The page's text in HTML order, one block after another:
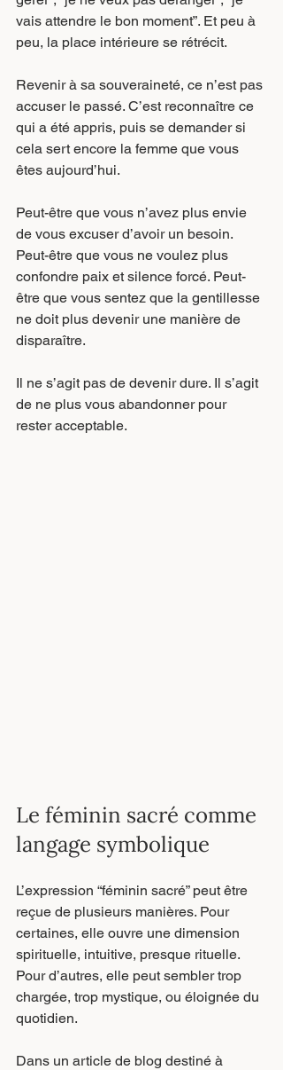
vais attendre le bon moment”. Et peu à
peu, la place intérieure se rétrécit.
Revenir à sa souveraineté, ce n’est pas
accuser le passé. C’est reconnaître ce
qui a été appris, puis se demander si
cela sert encore la femme que vous
êtes aujourd’hui.
Peut-être que vous n’avez plus envie
de vous excuser d’avoir un besoin.
Peut-être que vous ne voulez plus
confondre paix et silence forcé. Peut-
être que vous sentez que la gentillesse
ne doit plus devenir une manière de
disparaître.
Il ne s’agit pas de devenir dure. Il s’agit
de ne plus vous abandonner pour
rester acceptable.
Le féminin sacré comme
langage symbolique
L’expression “féminin sacré” peut être
reçue de plusieurs manières. Pour
certaines, elle ouvre une dimension
spirituelle, intuitive, presque rituelle.
Pour d’autres, elle peut sembler trop
chargée, trop mystique, ou éloignée du
quotidien.
Dans un article de blog destiné à